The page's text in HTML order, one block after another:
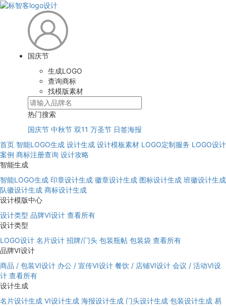
国庆节
生成LOGO
查询商标
找模版素材
热门搜索
国庆节 中秋节 双11 万圣节 日签海报
首页 智能LOGO生成 设计生成 设计模板素材 LOGO定制服务 LOGO设计
案例 商标注册查询 设计攻略
智能生成
智能LOGO生成 印章设计生成 徽章设计生成 图标设计生成 班徽设计生成
队徽设计生成 商标设计生成
设计模版中心
设计类型 品牌VI设计 查看所有
设计类型
LOGO设计 名片设计 招牌/门头 包装瓶帖 包装袋 查看所有
品牌VI设计
商品 / 包装VI设计 办公 / 宣传VI设计 餐饮 / 店铺VI设计 会议 / 活动VI设
计 查看所有
设计生成
名片设计生成 VI设计生成 海报设计生成 门头设计生成 包装设计生成 易